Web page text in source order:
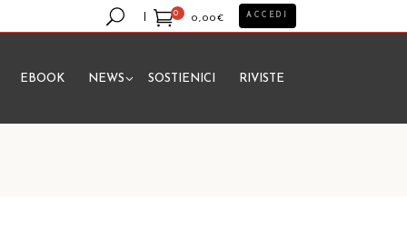
0
0,00€
prodotto nel carrello.
ACCEDI
EBOOK NEWS SOSTIENICI RIVISTE